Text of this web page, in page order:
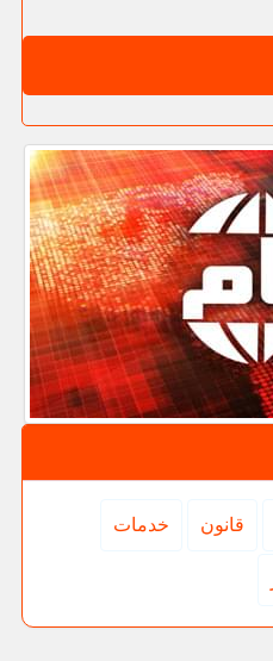
قانون خدمات